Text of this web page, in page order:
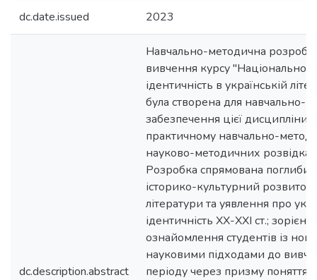
dc.date.issued 2023
dc.description.abstract
Навчально-методична
вивчення курсу "Національно-
ідентичність в українській
була створена для навчально-
забезпечення цієї дисципліни
практичному навчально-
науково-методичних
Розробка спрямована
історико-культурний розвиток
літератури та уявлення про
ідентичність ХХ-ХХІ ст.;
ознайомлення студентів із
науковими підходами до
періоду через призму поняття